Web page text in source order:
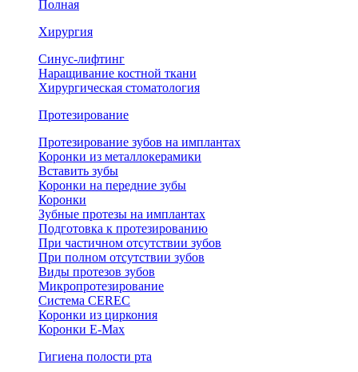
Полная
Хирургия
Синус-лифтинг
Наращивание костной ткани
Хирургическая стоматология
Протезирование
Протезирование зубов на имплантах
Коронки из металлокерамики
Вставить зубы
Коронки на передние зубы
Коронки
Зубные протезы на имплантах
Подготовка к протезированию
При частичном отсутствии зубов
При полном отсутствии зубов
Виды протезов зубов
Микропротезирование
Система CEREC
Коронки из циркония
Коронки E-Max
Гигиена полости рта